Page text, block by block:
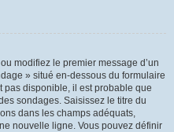
modifiez le premier message d’un
» situé en-dessous du formulaire
pas disponible, il est probable que
sondages. Saisissez le titre du
dans les champs adéquats,
nouvelle ligne. Vous pouvez définir